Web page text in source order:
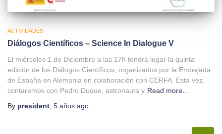
ACTIVIDADES
Diálogos Científicos – Science In Dialogue V
El miércoles 1 de Diciembre a las 17h tendrá lugar la quinta
edición de los Diálogos Científicos, organizados por la Embajada
de España en Alemania en colaboración con CERFA. Esta vez,
contaremos con Pedro Duque, astronauta y Read more…
By president 5 años ago